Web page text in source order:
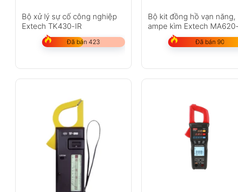
Bộ xử lý sự cố công nghiệp
Extech TK430-IR
Đã bán 423
Bộ kit đồng hồ vạn năng,
ampe kìm Extech
Đã bán 90